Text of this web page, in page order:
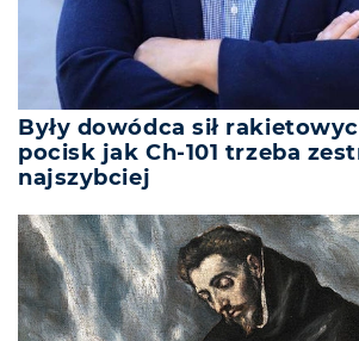
Były dowódca sił
pocisk jak Ch-101 trzeba
najszybciej